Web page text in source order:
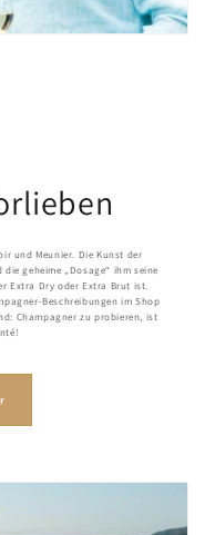
und Meunier. Die Kunst der
geheime „Dosage“ ihm seine
Extra Dry oder Extra Brut ist.
Beschreibungen im Shop
Champagner zu probieren, ist